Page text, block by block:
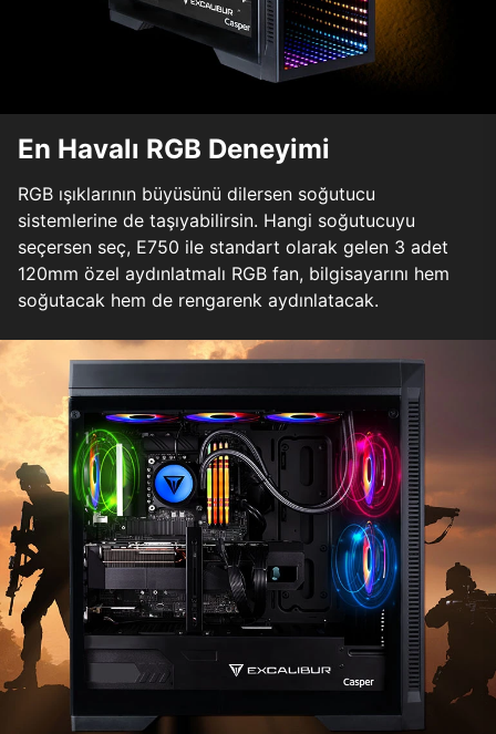
En Havalı RGB Deneyimi
RGB ışıklarının büyüsünü dilersen soğutucu
sistemlerine de taşıyabilirsin. Hangi soğutucuyu
seçersen seç, E750 ile standart olarak gelen 3 adet
120mm özel aydınlatmalı RGB fan, bilgisayarını hem
soğutacak hem de rengarenk aydınlatacak.